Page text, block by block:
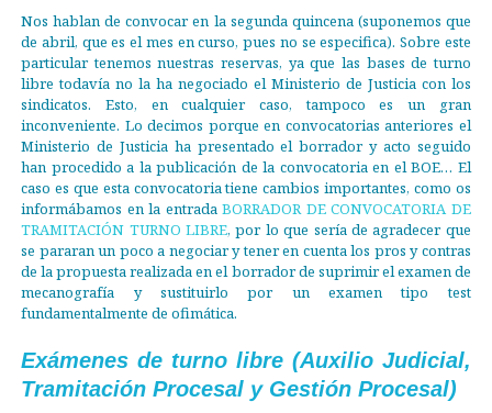
Nos hablan de convocar en la segunda quincena (suponemos que
de abril, que es el mes en curso, pues no se especifica). Sobre este
particular tenemos nuestras reservas, ya que las bases de turno
libre todavía no la ha negociado el Ministerio de Justicia con los
sindicatos. Esto, en cualquier caso, tampoco es un gran
inconveniente. Lo decimos porque en convocatorias anteriores el
Ministerio de Justicia ha presentado el borrador y acto seguido
han procedido a la publicación de la convocatoria en el BOE… El
caso es que esta convocatoria tiene cambios importantes, como os
informábamos en la entradaBORRADOR DE CONVOCATORIA DE
TRAMITACIÓN TURNO LIBRE, por lo que sería de agradecer que
se pararan un poco a negociar y tener en cuenta los pros y contras
de la propuesta realizada en el borrador de suprimir el examen de
mecanografía y sustituirlo por un examen tipo test
fundamentalmente de ofimática.
Exámenes de turno libre (Auxilio Judicial,
Tramitación Procesal y Gestión Procesal)